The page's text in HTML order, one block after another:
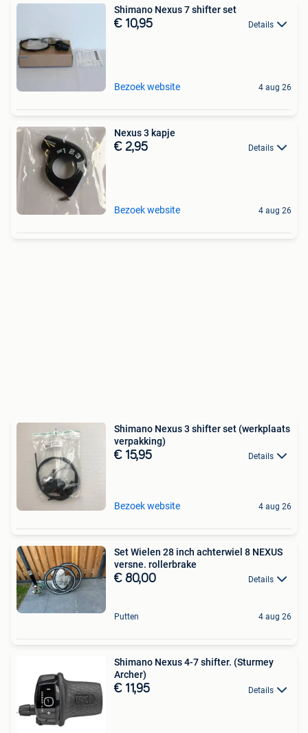
Shimano Nexus 7 shifter set
€ 10,95 Details
Bezoek website 4 aug 26
Nexus 3 kapje
€ 2,95 Details
Bezoek website 4 aug 26
Shimano Nexus 3 shifter set (werkplaats
verpakking)
€ 15,95 Details
Bezoek website 4 aug 26
Set Wielen 28 inch achterwiel 8 NEXUS
versne. rollerbrake
€ 80,00 Details
Putten 4 aug 26
Shimano Nexus 4-7 shifter. (Sturmey
Archer)
€ 11,95 Details